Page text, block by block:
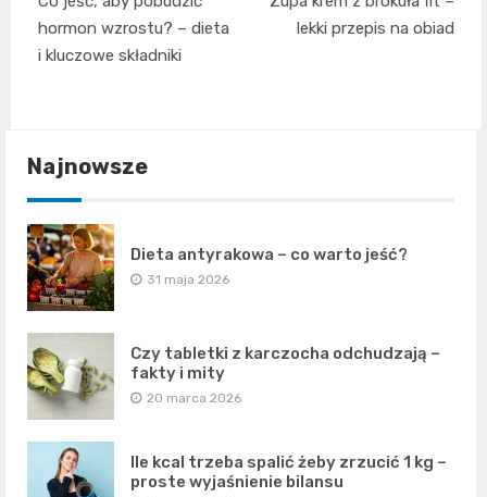
wpisu
hormon wzrostu? – dieta
i kluczowe składniki
lekki przepis na obiad
Najnowsze
Dieta antyrakowa – co warto jeść?
31 maja 2026
Czy tabletki z karczocha odchudzają –
fakty i mity
20 marca 2026
Ile kcal trzeba spalić żeby zrzucić 1 kg –
proste wyjaśnienie bilansu